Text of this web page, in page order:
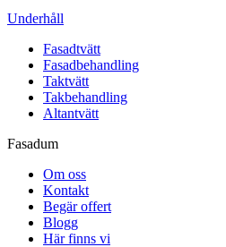
Underhåll
Fasadtvätt
Fasadbehandling
Taktvätt
Takbehandling
Altantvätt
Fasadum
Om oss
Kontakt
Begär offert
Blogg
Här finns vi